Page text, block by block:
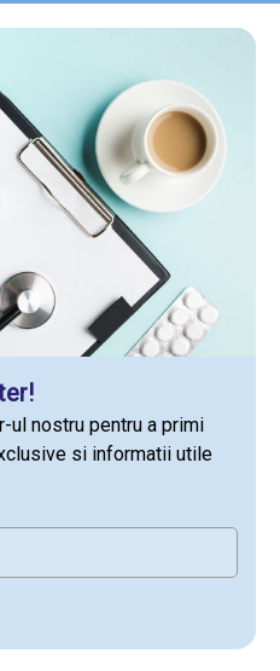
ul nostru pentru a primi
si informatii utile